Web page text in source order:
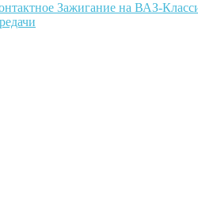
Зажигание на ВАЗ-